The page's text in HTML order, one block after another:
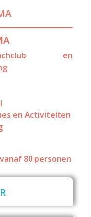
en
en Activiteiten
80 personen